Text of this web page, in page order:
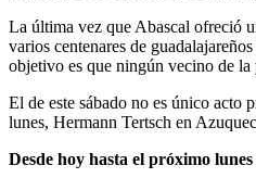
La última vez que Abascal ofreció
varios centenares de
objetivo es que ningún vecino de
El de este sábado no es único acto
lunes, Hermann Tertsch en
Desde hoy hasta el próximo